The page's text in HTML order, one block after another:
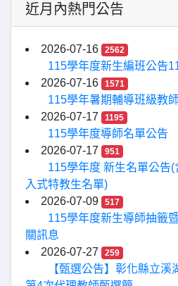
近月內熱門公告
2026-07-16 2562
115學年度新生編班公告
2026-07-16
1571
115學年暑期輔導班級教
2026-07-17
1195
115學年度導師名單公告
2026-07-17
951
115學年度 新生名單公告
入式特教生名單)
2026-07-09
517
115學年度新生導師抽籤
關訊息
2026-07-27
259
【甄選公告】彰化縣立